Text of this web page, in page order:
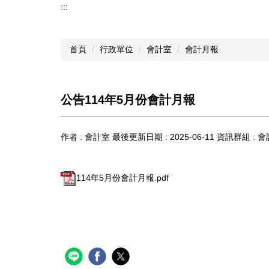
:::
首頁 行政單位 會計室 會計月報
公告114年5月份會計月報
作者 : 會計室 最後更新日期 : 2025-06-11 資訊群組 : 會
114年5月份會計月報.pdf